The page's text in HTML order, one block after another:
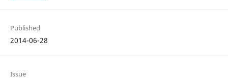
Published
2014-06-28
Issue